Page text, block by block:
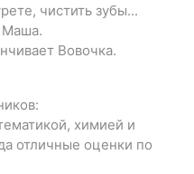
чистить зубы...
Вовочка.
химией и
отличные оценки по